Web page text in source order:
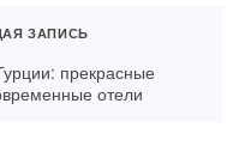
ЗАПИСЬ
прекрасные
отели